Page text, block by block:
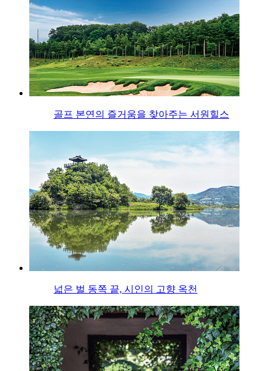
골프 본연의 즐거움을 찾아주는 서원힐스
넓은 벌 동쪽 끝, 시인의 고향 옥천